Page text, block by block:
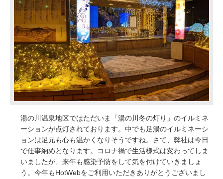
湯の川温泉地区ではただいま「湯の川冬の灯り」のイルミネ
ーションが点灯されております。中でも足湯のイルミネーシ
ョンは足元も心も温かくなりそうですね。さて、弊社は今日
で仕事納めとなります。コロナ禍で生活様式は変わってしま
いましたが、来年も感染予防をして気を付けていきましょ
う。今年もHotWebをご利用いただきありがとうございまし